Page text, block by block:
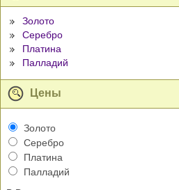
Золото
Серебро
Платина
Палладий
Цены
Золото
Серебро
Платина
Палладий